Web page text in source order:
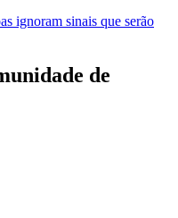
ignoram sinais que serão
de